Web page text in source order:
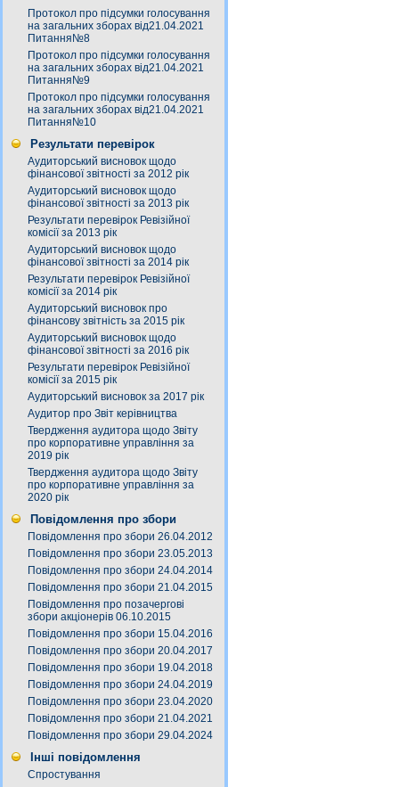
Протокол про підсумки голосування
на загальних зборах від21.04.2021
Питання№8
Протокол про підсумки голосування
на загальних зборах від21.04.2021
Питання№9
Протокол про підсумки голосування
на загальних зборах від21.04.2021
Питання№10
Результати перевірок
Аудиторський висновок щодо
фінансової звітності за 2012 рік
Аудиторський висновок щодо
фінансової звітності за 2013 рік
Результати перевірок Ревізійної
комісії за 2013 рік
Аудиторський висновок щодо
фінансової звітності за 2014 рік
Результати перевірок Ревізійної
комісії за 2014 рік
Аудиторський висновок про
фінансову звітність за 2015 рік
Аудиторський висновок щодо
фінансової звітності за 2016 рік
Результати перевірок Ревізійної
комісії за 2015 рік
Аудиторський висновок за 2017 рік
Аудитор про Звіт керівництва
Твердження аудитора щодо Звіту
про корпоративне управління за
2019 рік
Твердження аудитора щодо Звіту
про корпоративне управління за
2020 рік
Повідомлення про збори
Повідомлення про збори 26.04.2012
Повідомлення про збори 23.05.2013
Повідомлення про збори 24.04.2014
Повідомлення про збори 21.04.2015
Повідомлення про позачергові
збори акціонерів 06.10.2015
Повідомлення про збори 15.04.2016
Повідомлення про збори 20.04.2017
Повідомлення про збори 19.04.2018
Повідомлення про збори 24.04.2019
Повідомлення про збори 23.04.2020
Повідомлення про збори 21.04.2021
Повідомлення про збори 29.04.2024
Інші повідомлення
Спростування